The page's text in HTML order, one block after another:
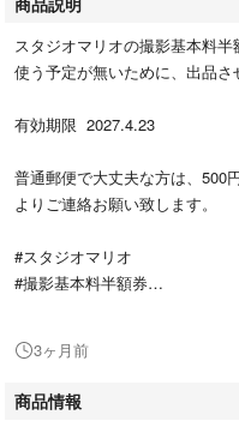
スタジオマリオの撮影基本料半
使う予定が無いために、出品さ
有効期限 2027.4.23
普通郵便で大丈夫な方は、500
よりご連絡お願い致します。
#スタジオマリオ
#撮影基本料半額券
#卒業式
#入園式
#卒園式
3ヶ月前
商品情報